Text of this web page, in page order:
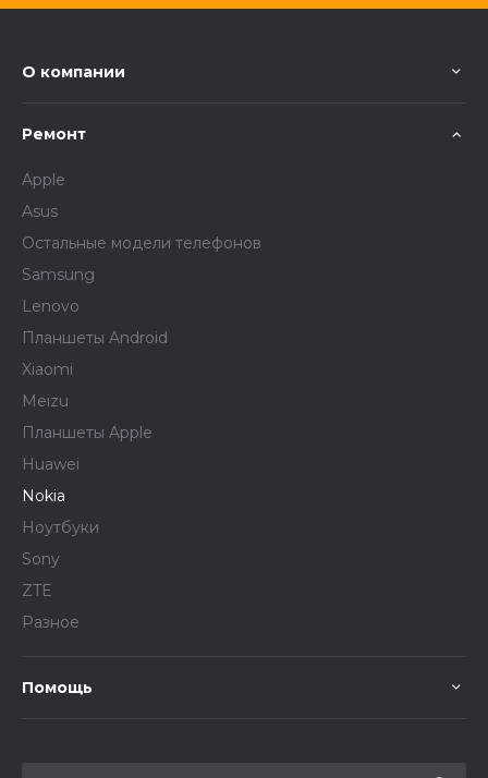
О компании
Ремонт
Apple
Asus
Остальные модели телефонов
Samsung
Lenovo
Планшеты Android
Xiaomi
Meizu
Планшеты Apple
Huawei
Nokia
Ноутбуки
Sony
ZTE
Разное
Помощь